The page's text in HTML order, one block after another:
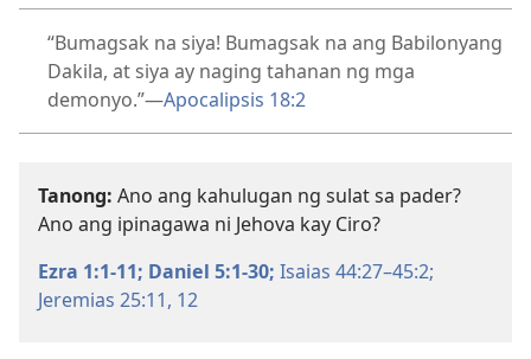
“Bumagsak na siya! Bumagsak na ang Babilonyang
Dakila, at siya ay naging tahanan ng mga
demonyo.”​—Apocalipsis 18:2
Tanong: Ano ang kahulugan ng sulat sa pader?
Ano ang ipinagawa ni Jehova kay Ciro?
Ezra 1:1-11; Daniel 5:1-30; Isaias 44:27–45:2;
Jeremias 25:11, 12